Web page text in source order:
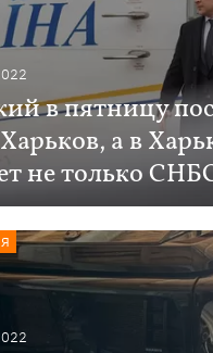
в пятницу
а в
не только